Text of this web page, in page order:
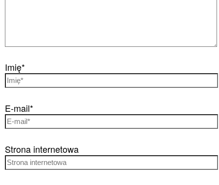
Imię*
E-mail*
Strona internetowa